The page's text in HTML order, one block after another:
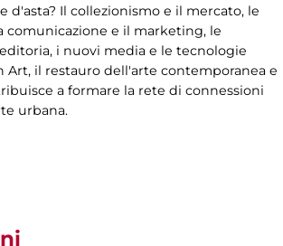
d'asta? Il collezionismo e il mercato, le
comunicazione e il marketing, le
i nuovi media e le tecnologie
Art, il restauro dell'arte contemporanea e
a formare la rete di connessioni
urbana.